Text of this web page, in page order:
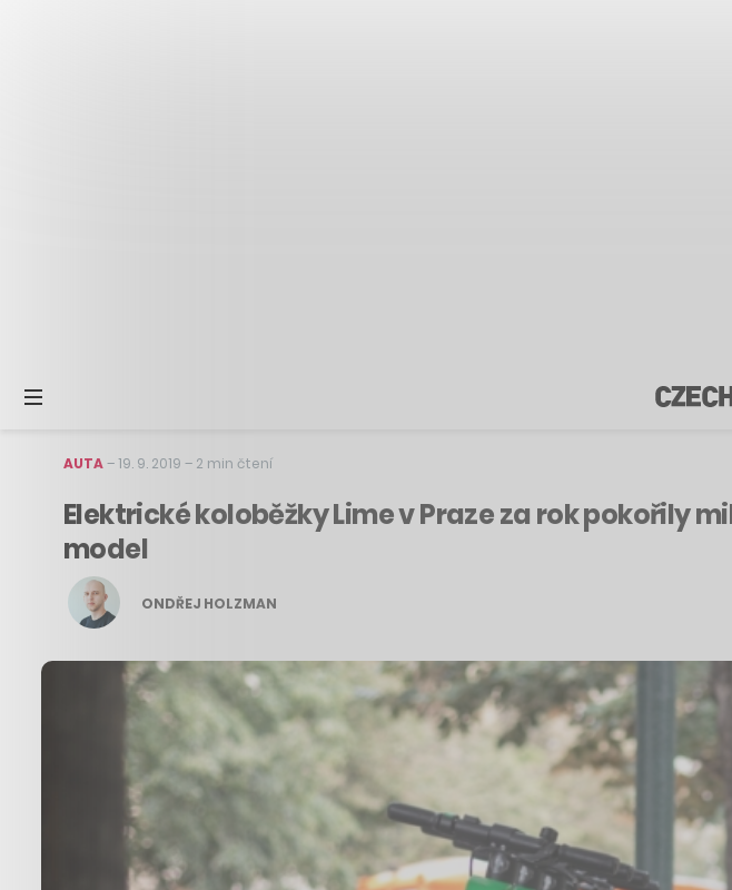
AUTA–19. 9. 2019 – 2 min čtení
Elektrické koloběžky Lime v Praze za rok pokořily
model
ONDŘEJ HOLZMAN